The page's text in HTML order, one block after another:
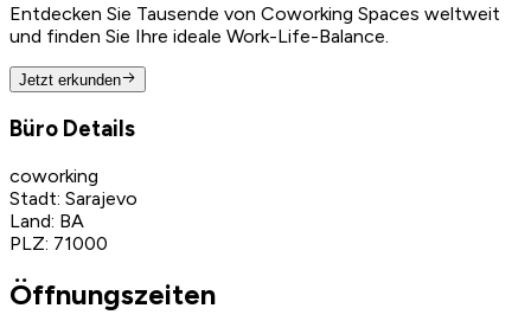
Entdecken Sie Tausende von Coworking Spaces weltweit
und finden Sie Ihre ideale Work-Life-Balance.
Jetzt erkunden
Büro Details
coworking
Stadt: Sarajevo
Land: BA
PLZ: 71000
Öffnungszeiten